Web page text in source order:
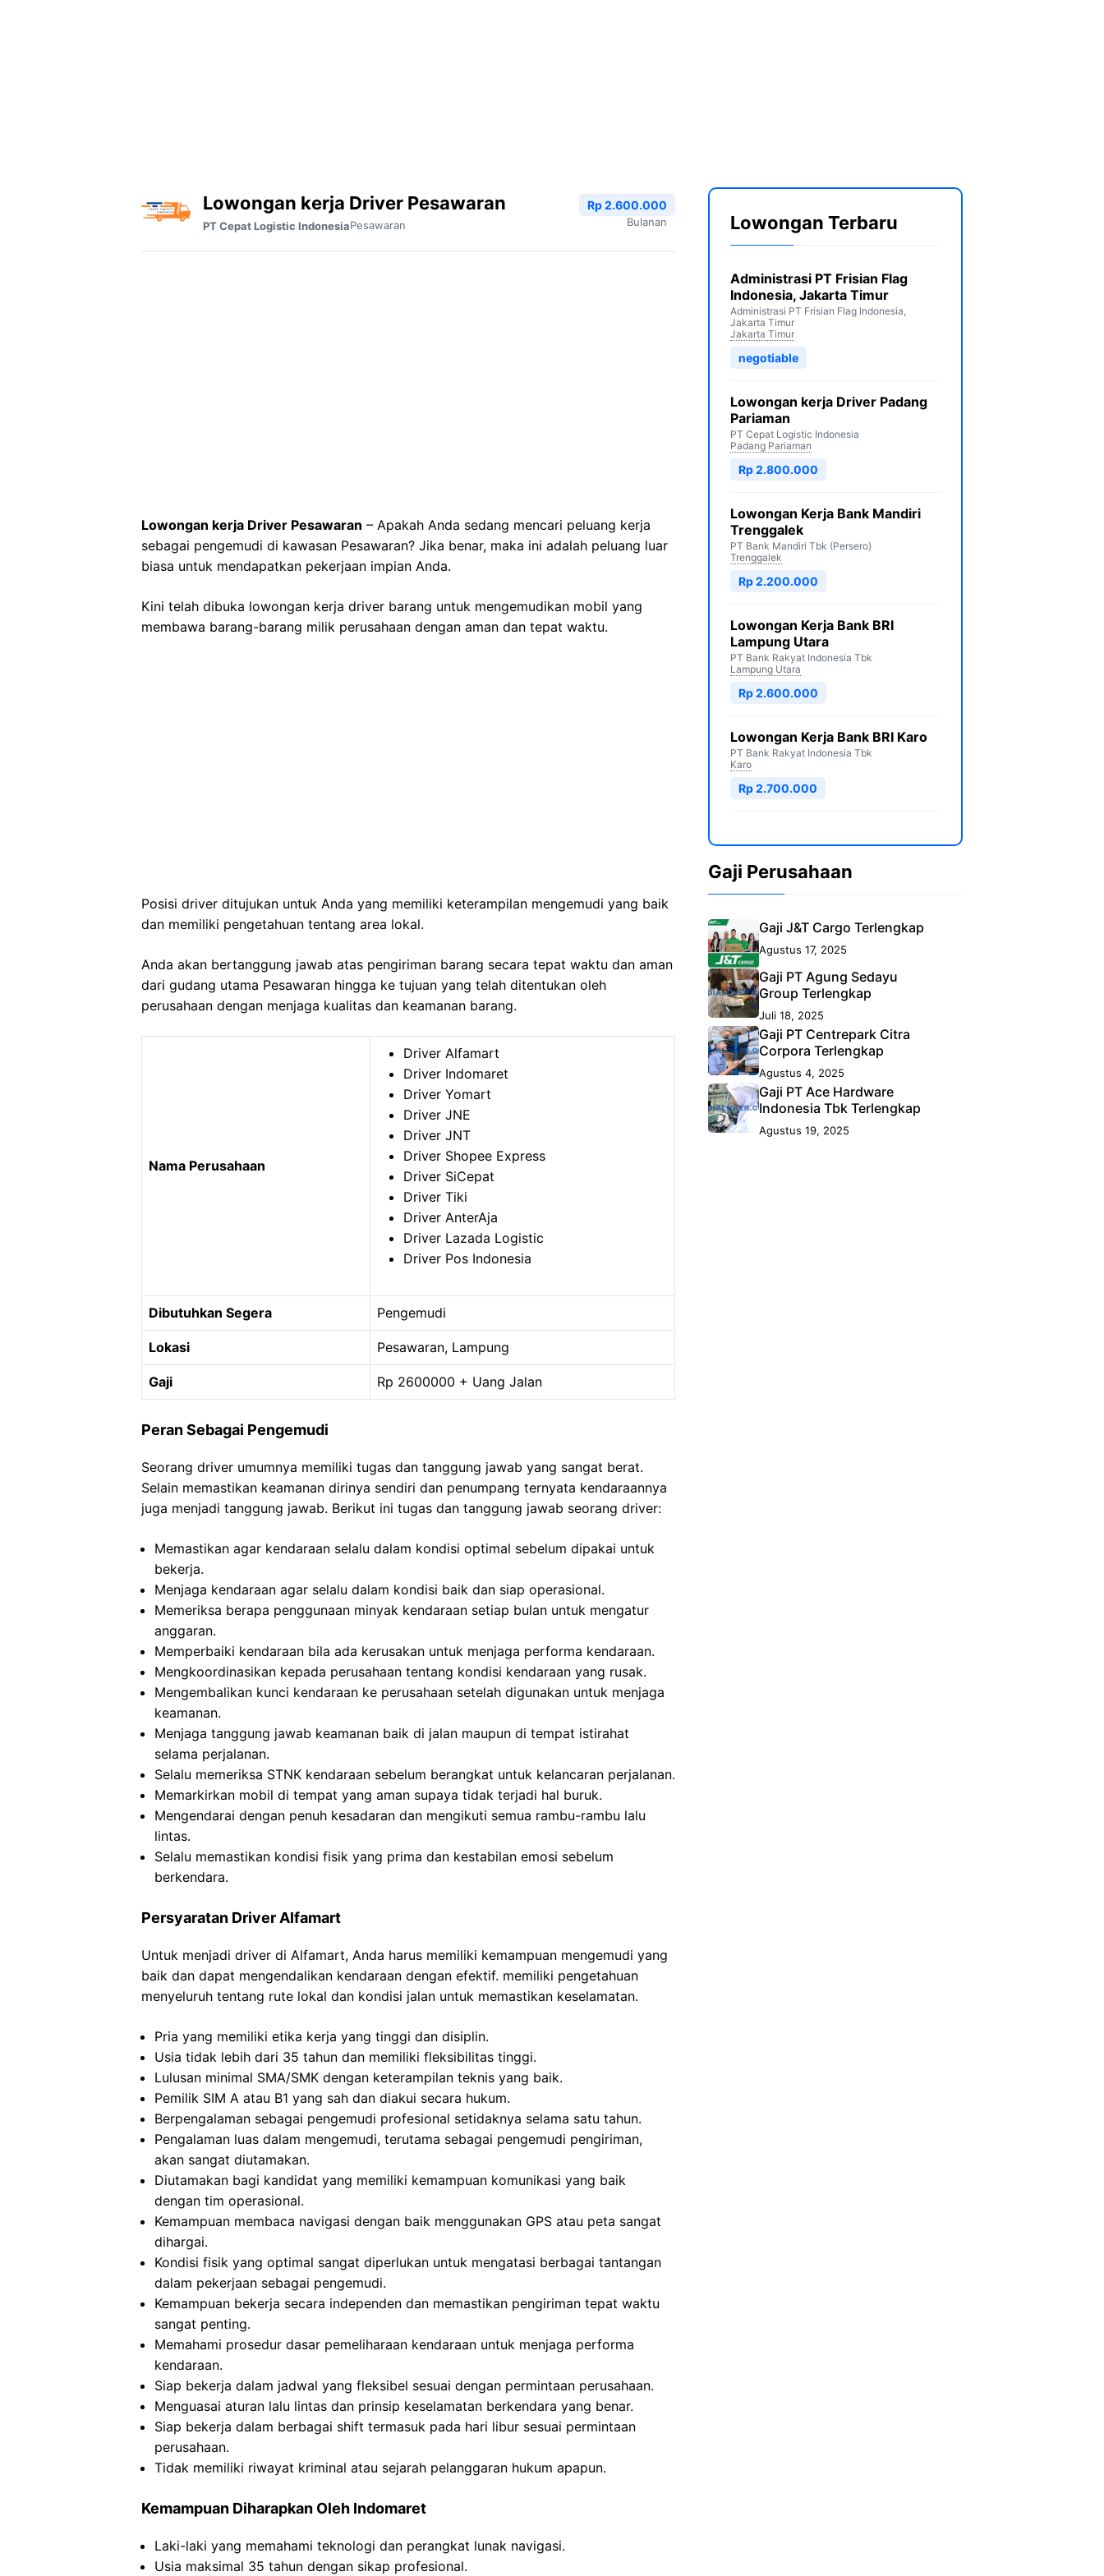
Lowongan kerja Driver Pesawaran
PT Cepat Logistic IndonesiaPesawaran
Rp 2.600.000
Bulanan
Lowongan kerja Driver Pesawaran – Apakah Anda sedang mencari peluang kerja
sebagai pengemudi di kawasan Pesawaran? Jika benar, maka ini adalah peluang luar
biasa untuk mendapatkan pekerjaan impian Anda.
Kini telah dibuka lowongan kerja driver barang untuk mengemudikan mobil yang
membawa barang-barang milik perusahaan dengan aman dan tepat waktu.
Posisi driver ditujukan untuk Anda yang memiliki keterampilan mengemudi yang baik
dan memiliki pengetahuan tentang area lokal.
Anda akan bertanggung jawab atas pengiriman barang secara tepat waktu dan aman
dari gudang utama Pesawaran hingga ke tujuan yang telah ditentukan oleh
perusahaan dengan menjaga kualitas dan keamanan barang.
Nama Perusahaan
Driver Alfamart
Driver Indomaret
Driver Yomart
Driver JNE
Driver JNT
Driver Shopee Express
Driver SiCepat
Driver Tiki
Driver AnterAja
Driver Lazada Logistic
Driver Pos Indonesia
Dibutuhkan Segera Pengemudi
Lokasi Pesawaran, Lampung
Gaji Rp 2600000 + Uang Jalan
Peran Sebagai Pengemudi
Seorang driver umumnya memiliki tugas dan tanggung jawab yang sangat berat.
Selain memastikan keamanan dirinya sendiri dan penumpang ternyata kendaraannya
juga menjadi tanggung jawab. Berikut ini tugas dan tanggung jawab seorang driver:
Memastikan agar kendaraan selalu dalam kondisi optimal sebelum dipakai untuk
bekerja.
Menjaga kendaraan agar selalu dalam kondisi baik dan siap operasional.
Memeriksa berapa penggunaan minyak kendaraan setiap bulan untuk mengatur
anggaran.
Memperbaiki kendaraan bila ada kerusakan untuk menjaga performa kendaraan.
Mengkoordinasikan kepada perusahaan tentang kondisi kendaraan yang rusak.
Mengembalikan kunci kendaraan ke perusahaan setelah digunakan untuk menjaga
keamanan.
Menjaga tanggung jawab keamanan baik di jalan maupun di tempat istirahat
selama perjalanan.
Selalu memeriksa STNK kendaraan sebelum berangkat untuk kelancaran perjalanan.
Memarkirkan mobil di tempat yang aman supaya tidak terjadi hal buruk.
Mengendarai dengan penuh kesadaran dan mengikuti semua rambu-rambu lalu
lintas.
Selalu memastikan kondisi fisik yang prima dan kestabilan emosi sebelum
berkendara.
Persyaratan Driver Alfamart
Untuk menjadi driver di Alfamart, Anda harus memiliki kemampuan mengemudi yang
baik dan dapat mengendalikan kendaraan dengan efektif. memiliki pengetahuan
menyeluruh tentang rute lokal dan kondisi jalan untuk memastikan keselamatan.
Pria yang memiliki etika kerja yang tinggi dan disiplin.
Usia tidak lebih dari 35 tahun dan memiliki fleksibilitas tinggi.
Lulusan minimal SMA/SMK dengan keterampilan teknis yang baik.
Pemilik SIM A atau B1 yang sah dan diakui secara hukum.
Berpengalaman sebagai pengemudi profesional setidaknya selama satu tahun.
Pengalaman luas dalam mengemudi, terutama sebagai pengemudi pengiriman,
akan sangat diutamakan.
Diutamakan bagi kandidat yang memiliki kemampuan komunikasi yang baik
dengan tim operasional.
Kemampuan membaca navigasi dengan baik menggunakan GPS atau peta sangat
dihargai.
Kondisi fisik yang optimal sangat diperlukan untuk mengatasi berbagai tantangan
dalam pekerjaan sebagai pengemudi.
Kemampuan bekerja secara independen dan memastikan pengiriman tepat waktu
sangat penting.
Memahami prosedur dasar pemeliharaan kendaraan untuk menjaga performa
kendaraan.
Siap bekerja dalam jadwal yang fleksibel sesuai dengan permintaan perusahaan.
Menguasai aturan lalu lintas dan prinsip keselamatan berkendara yang benar.
Siap bekerja dalam berbagai shift termasuk pada hari libur sesuai permintaan
perusahaan.
Tidak memiliki riwayat kriminal atau sejarah pelanggaran hukum apapun.
Kemampuan Diharapkan Oleh Indomaret
Laki-laki yang memahami teknologi dan perangkat lunak navigasi.
Usia maksimal 35 tahun dengan sikap profesional.
Lowongan Terbaru
Administrasi PT Frisian Flag
Indonesia, Jakarta Timur
Administrasi PT Frisian Flag Indonesia,
Jakarta Timur
Jakarta Timur
negotiable
Lowongan kerja Driver Padang
Pariaman
PT Cepat Logistic Indonesia
Padang Pariaman
Rp 2.800.000
Lowongan Kerja Bank Mandiri
Trenggalek
PT Bank Mandiri Tbk (Persero)
Trenggalek
Rp 2.200.000
Lowongan Kerja Bank BRI
Lampung Utara
PT Bank Rakyat Indonesia Tbk
Lampung Utara
Rp 2.600.000
Lowongan Kerja Bank BRI Karo
PT Bank Rakyat Indonesia Tbk
Karo
Rp 2.700.000
Gaji Perusahaan
Gaji J&T Cargo Terlengkap
Agustus 17, 2025
Gaji PT Agung Sedayu
Group Terlengkap
Juli 18, 2025
Gaji PT Centrepark Citra
Corpora Terlengkap
Agustus 4, 2025
Gaji PT Ace Hardware
Indonesia Tbk Terlengkap
Agustus 19, 2025